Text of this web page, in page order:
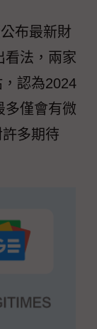
布最新財
看法，兩家
認為2024
多僅會有微
多期待